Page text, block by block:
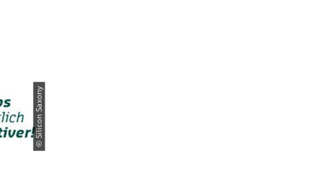
© Silicon Saxony